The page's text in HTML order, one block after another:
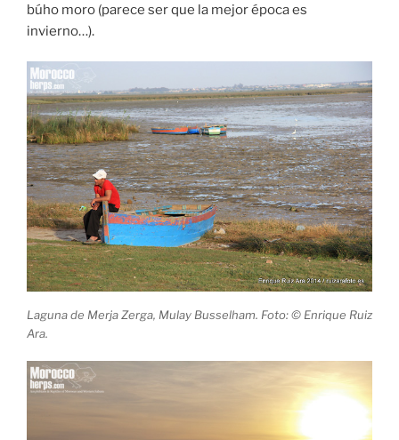
búho moro (parece ser que la mejor época es
invierno…).
Laguna de Merja Zerga, Mulay Busselham. Foto: © Enrique Ruiz
Ara.